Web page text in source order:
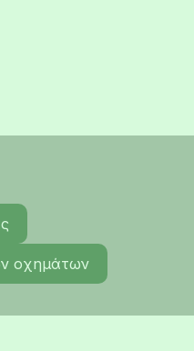
οχημάτων